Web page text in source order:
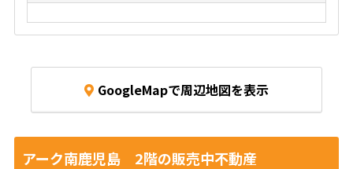
GoogleMapで周辺地図を表示
アーク南鹿児島 2階の販売中不動産